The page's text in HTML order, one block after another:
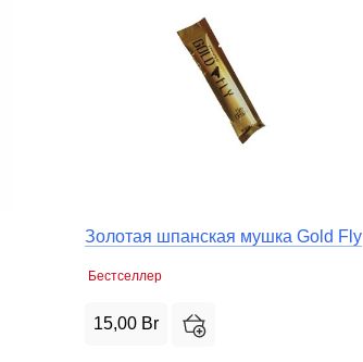
Золотая шпанская мушка Gold Fly
Бестселлер
15,00 Br